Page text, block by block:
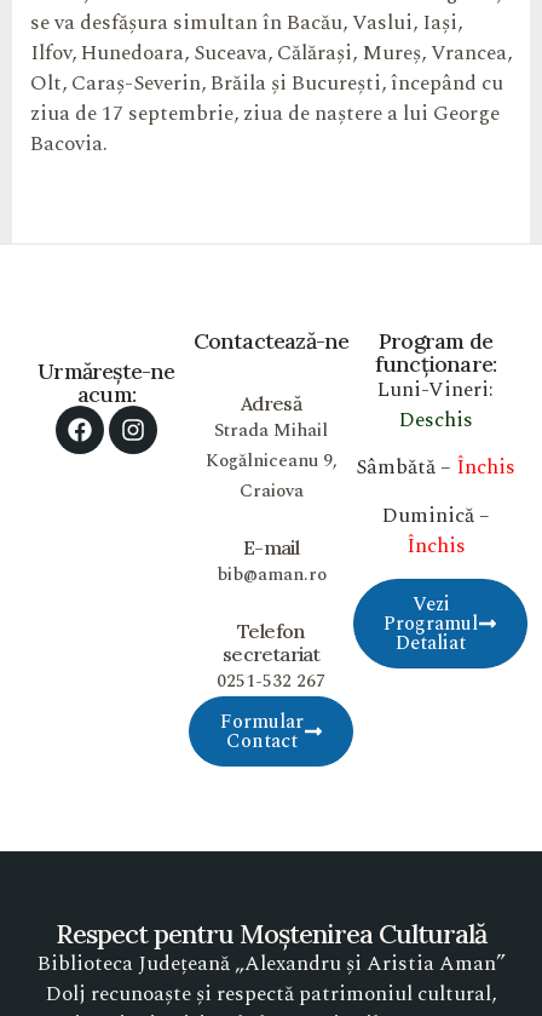
se va desfășura simultan în Bacău, Vaslui, Iași,
Ilfov, Hunedoara, Suceava, Călărași, Mureș, Vrancea,
Olt, Caraș-Severin, Brăila și București, începând cu
ziua de 17 septembrie, ziua de naștere a lui George
Bacovia.
Program de
funcționare:
Luni-Vineri:
Deschis
Sâmbătă – Închis
Duminică –
Închis
Vezi
Programul
Detaliat
Contactează-ne
Adresă
Strada Mihail
Kogălniceanu 9,
Craiova
E-mail
bib@aman.ro
Telefon
secretariat
0251-532 267
Formular
Contact
Urmărește-ne
acum:
Respect pentru Moștenirea Culturală
Biblioteca Județeană „Alexandru și Aristia Aman”
Dolj recunoaște și respectă patrimoniul cultural,